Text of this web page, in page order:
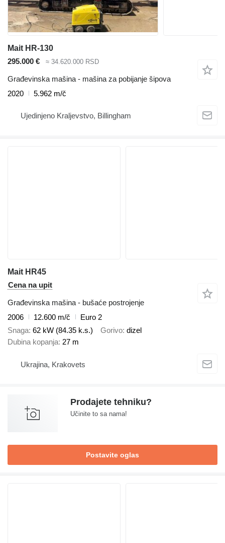
Mait HR-130
295.000 €
≈ 34.620.000 RSD
Građevinska mašina - mašina za pobijanje šipova
2020
5.962 m/č
Ujedinjeno Kraljevstvo, Billingham
Mait HR45
Cena na upit
Građevinska mašina - bušaće postrojenje
2006
12.600 m/č
Euro 2
Snaga 62 kW (84.35 k.s.) Gorivo dizel
Dubina kopanja 27 m
Ukrajina, Krakovets
Prodajete tehniku?
Učinite to sa nama!
Postavite oglas